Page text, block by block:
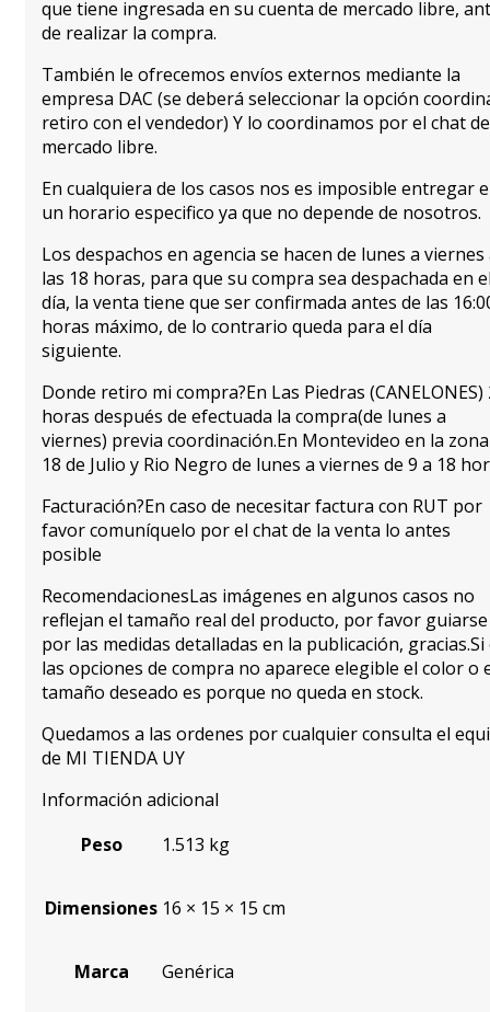
que tiene ingresada en su cuenta de mercado libre,
de realizar la compra.
También le ofrecemos envíos externos mediante la
empresa DAC (se deberá seleccionar la opción
retiro con el vendedor) Y lo coordinamos por el chat de
mercado libre.
En cualquiera de los casos nos es imposible entregar
un horario especifico ya que no depende de nosotros.
Los despachos en agencia se hacen de lunes a viernes
las 18 horas, para que su compra sea despachada en
día, la venta tiene que ser confirmada antes de las
horas máximo, de lo contrario queda para el día
siguiente.
Donde retiro mi compra?En Las Piedras (CANELONES)
horas después de efectuada la compra(de lunes a
viernes) previa coordinación.En Montevideo en la
18 de Julio y Rio Negro de lunes a viernes de 9 a 18
Facturación?En caso de necesitar factura con RUT por
favor comuníquelo por el chat de la venta lo antes
posible
RecomendacionesLas imágenes en algunos casos no
reflejan el tamaño real del producto, por favor guiarse
por las medidas detalladas en la publicación, gracias.Si
las opciones de compra no aparece elegible el color o
tamaño deseado es porque no queda en stock.
Quedamos a las ordenes por cualquier consulta el
de MI TIENDA UY
Información adicional
Peso
1.513 kg
Dimensiones 16 × 15 × 15 cm
Marca Genérica